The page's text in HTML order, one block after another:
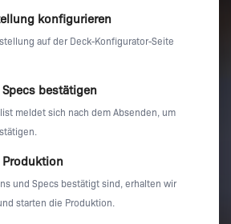
konfigurieren
auf der Deck-Konfigurator-Seite
bestätigen
meldet sich nach dem Absenden, um
und Specs bestätigt sind, erhalten wir
starten die Produktion.